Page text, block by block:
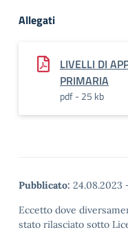
Allegati
LIVELLI DI
PRIMARIA
pdf - 25 kb
Pubblicato: 24.08.2023
Eccetto dove
stato rilasciato sotto